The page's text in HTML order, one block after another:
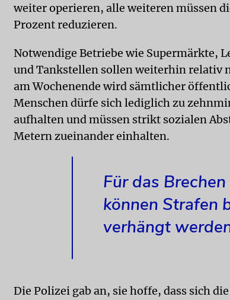
weiter operieren, alle weiteren müssen
Prozent reduzieren.
Notwendige Betriebe wie Supermärkte,
und Tankstellen sollen weiterhin relativ
am Wochenende wird sämtlicher
Menschen dürfe sich lediglich zu
aufhalten und müssen strikt sozialen
Metern zueinander einhalten.
Für das
können Strafen
verhängt
Die Polizei gab an, sie hoffe, dass sich